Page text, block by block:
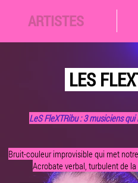
ARTISTES
LES
LeS FleXTRibu : 3 musiciens
Bruit-couleur improvisible qui met
Acrobate verbal, turbulent de